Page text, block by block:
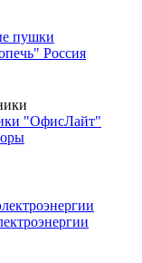
пушки
Россия
"ОфисЛайт"